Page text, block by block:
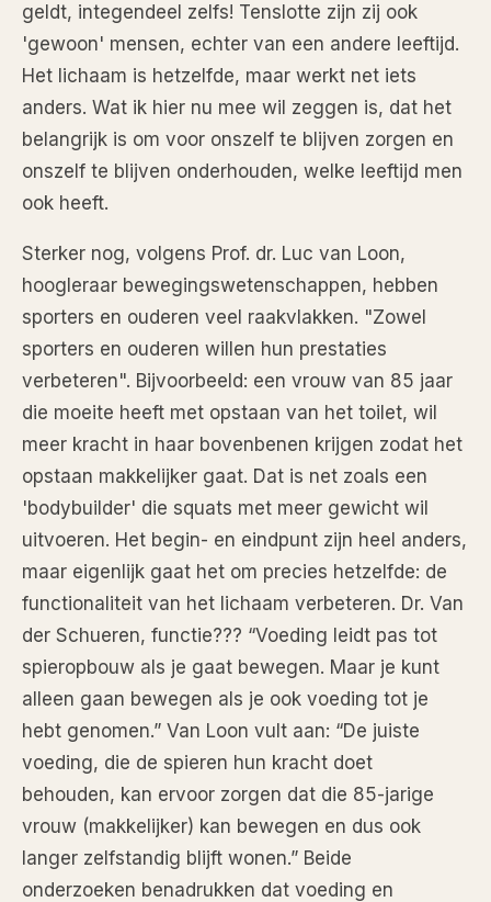
geldt, integendeel zelfs! Tenslotte zijn zij ook
'gewoon' mensen, echter van een andere leeftijd.
Het lichaam is hetzelfde, maar werkt net iets
anders. Wat ik hier nu mee wil zeggen is, dat het
belangrijk is om voor onszelf te blijven zorgen en
onszelf te blijven onderhouden, welke leeftijd men
ook heeft.
Sterker nog, volgens Prof. dr. Luc van Loon,
hoogleraar bewegingswetenschappen, hebben
sporters en ouderen veel raakvlakken. "Zowel
sporters en ouderen willen hun prestaties
verbeteren". Bijvoorbeeld: een vrouw van 85 jaar
die moeite heeft met opstaan van het toilet, wil
meer kracht in haar bovenbenen krijgen zodat het
opstaan makkelijker gaat. Dat is net zoals een
'bodybuilder' die squats met meer gewicht wil
uitvoeren. Het begin- en eindpunt zijn heel anders,
maar eigenlijk gaat het om precies hetzelfde: de
functionaliteit van het lichaam verbeteren. Dr. Van
der Schueren, functie??? “Voeding leidt pas tot
spieropbouw als je gaat bewegen. Maar je kunt
alleen gaan bewegen als je ook voeding tot je
hebt genomen.” Van Loon vult aan: “De juiste
voeding, die de spieren hun kracht doet
behouden, kan ervoor zorgen dat die 85-jarige
vrouw (makkelijker) kan bewegen en dus ook
langer zelfstandig blijft wonen.” Beide
onderzoeken benadrukken dat voeding en